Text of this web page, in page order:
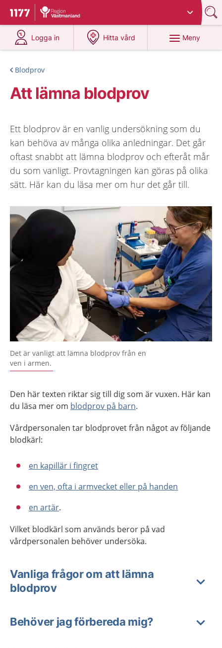
Till startsidan för 1177
Du har valt region
Logga in
på 1177.se
Hitta vård
på 1177.se
Meny
Blodprov
Att lämna blodprov
Ett blodprov är en vanlig undersökning som du
kan behöva av många olika anledningar. Det går
oftast snabbt att lämna blodprov och efteråt mår
du som vanligt. Provtagningen kan göras på olika
sätt. Här kan du läsa mer om hur det går till.
Det är vanligt att lämna blodprov från en
ven i armen.
Den här texten riktar sig till dig som är vuxen. Här kan
du läsa mer om blodprov på barn.
Vårdpersonalen tar blodprovet från något av följande
blodkärl:
en kapillär ­i fingret
en ven, ofta i armvecket eller på handen
en artär.
Vilket blodkärl som används beror på vad
vårdpersonalen behöver undersöka.
Vanliga frågor om att lämna
blodprov
Behöver jag förbereda mig?